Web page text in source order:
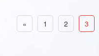
« 1 2 3